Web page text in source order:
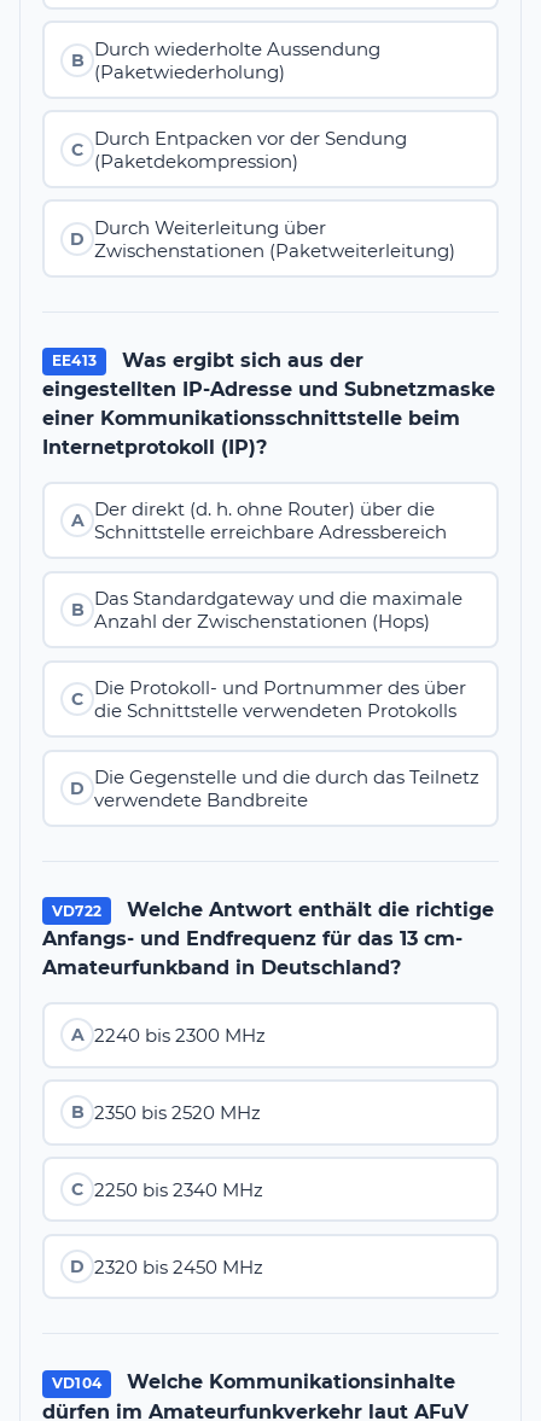
B
Durch wiederholte Aussendung
(Paketwiederholung)
C
Durch Entpacken vor der Sendung
(Paketdekompression)
D
Durch Weiterleitung über
Zwischenstationen (Paketweiterleitung)
EE413
Was ergibt sich aus der
eingestellten IP-Adresse und Subnetzmaske
einer Kommunikationsschnittstelle beim
Internetprotokoll (IP)?
A Der direkt (d. h. ohne Router) über die
Schnittstelle erreichbare Adressbereich
B
Das Standardgateway und die maximale
Anzahl der Zwischenstationen (Hops)
C
Die Protokoll- und Portnummer des über
die Schnittstelle verwendeten Protokolls
D
Die Gegenstelle und die durch das Teilnetz
verwendete Bandbreite
VD722
Welche Antwort enthält die richtige
Anfangs- und Endfrequenz für das 13 cm-
Amateurfunkband in Deutschland?
A 2240 bis 2300 MHz
B 2350 bis 2520 MHz
C 2250 bis 2340 MHz
D 2320 bis 2450 MHz
VD104
Welche Kommunikationsinhalte
dürfen im Amateurfunkverkehr laut AFuV